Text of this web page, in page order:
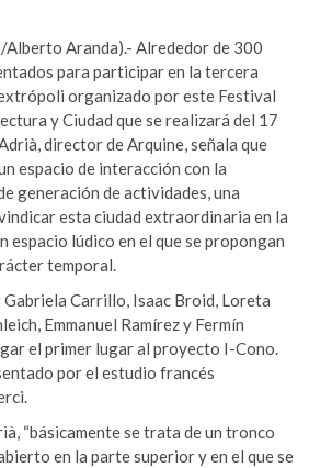
Alberto Aranda).- Alrededor de 300
para participar en la tercera
organizado por este Festival
y Ciudad que se realizará del 17
director de Arquine, señala que
espacio de interacción con la
generación de actividades, una
esta ciudad extraordinaria en la
espacio lúdico en el que se propongan
temporal.
Carrillo, Isaac Broid, Loreta
Emmanuel Ramírez y Fermín
el primer lugar al proyecto I-Cono.
por el estudio francés
“básicamente se trata de un tronco
en la parte superior y en el que se